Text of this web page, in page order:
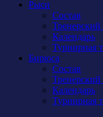
Рыси
Состав
Календарь
Турнирная
Бирюса
Состав
Календарь
Турнирная